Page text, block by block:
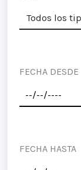
FECHA DESDE
FECHA HASTA